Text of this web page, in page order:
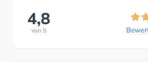
4,8
von 5